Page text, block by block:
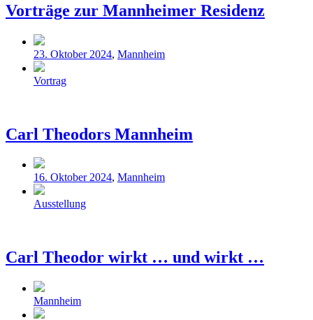
Vorträge zur Mannheimer Residenz
Veröffentlicht
in
23. Oktober 2024, Mannheim
Schlagwörter
Vortrag
Carl Theodors Mannheim
Veröffentlicht
in
16. Oktober 2024, Mannheim
Schlagwörter
Ausstellung
Carl Theodor wirkt … und wirkt …
Veröffentlicht
in
Mannheim